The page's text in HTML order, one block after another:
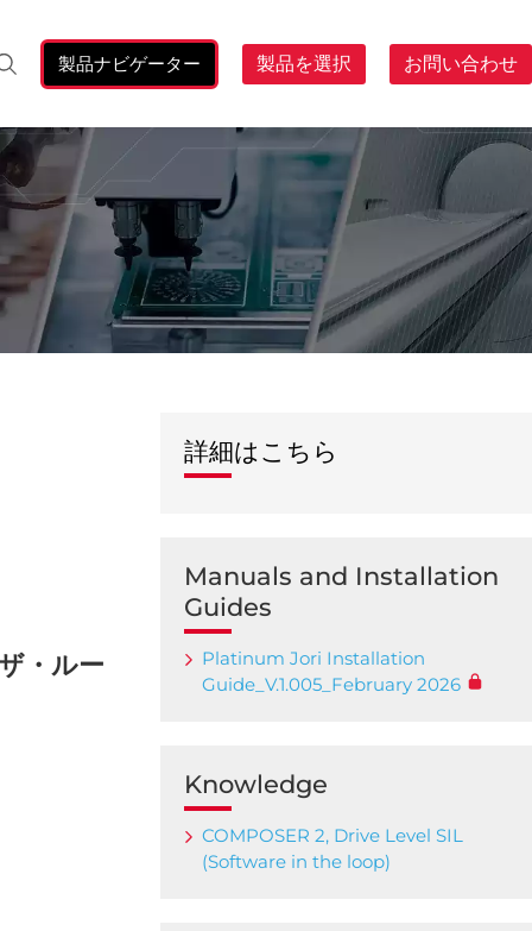
製品ナビゲーター 製品を選択 お問い合わせ
・ルー
詳細はこちら
Manuals and Installation
Guides
Platinum Jori Installation
Guide_V.1.005_February 2026
Knowledge
COMPOSER 2, Drive Level SIL
(Software in the loop)